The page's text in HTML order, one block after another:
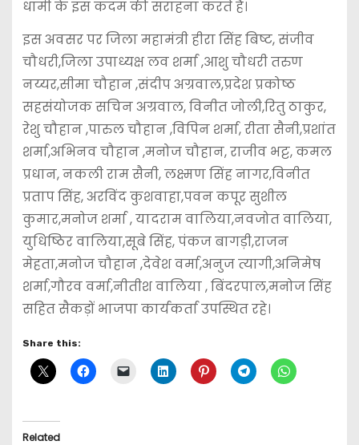
धामी के इस कदम की सराहना करते हैं।
इस अवसर पर जिला महामंत्री हीरा सिंह बिष्ट, संजीव
चौधरी,जिला उपाध्यक्ष लव शर्मा ,आशु चौधरी तरुण
नय्यर,सीमा चौहान ,संदीप अग्रवाल,प्रदेश प्रकोष्ठ
सहसंयोजक सचिन अग्रवाल, विनीत जोली,रितु ठाकुर,
रेशु चौहान ,पारुल चौहान ,विपिन शर्मा, रीता सैनी,प्रशांत
शर्मा,अभिनव चौहान ,मनोज चौहान, राजीव भट्ट, कमल
प्रधान, नकली राम सैनी, लक्ष्मण सिंह नागर,विनीत
प्रताप सिंह, अरविंद कुशवाहा,पवन कपूर सुशील
कुमार,मनोज शर्मा , यादराम वालिया,नवजोत वालिया,
युधिष्ठिर वालिया,सूबे सिंह, पंकज बागड़ी,राजन
मेहता,मनोज चौहान ,देवेश वर्मा,अनुज त्यागी,अनिमेष
शर्मा,गौरव वर्मा,नीतीश वालिया , बिंदरपाल,मनोज सिंह
सहित सैकड़ों भाजपा कार्यकर्ता उपस्थित रहे।
Share this:
Related